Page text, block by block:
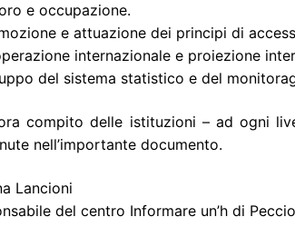
e occupazione.
e attuazione dei principi di
internazionale e proiezione
del sistema statistico e del
compito delle istituzioni – ad ogni
nell’importante documento.
Lancioni
del centro Informare un’h di